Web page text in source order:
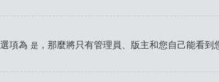
項為 是 ，那麼將只有管理員、版主和您自己能看到